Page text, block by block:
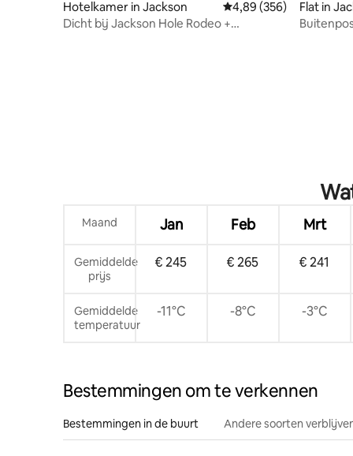
Hotelkamer in Jackson Gemiddelde
4,89 (356)
Dicht bij Jackson Hole Rodeo +
Flat in
Maand Jan Feb Mrt
Gemiddelde
prijs
€ 245 € 265 € 241
Gemiddelde
temperatuur
-11°C -8°C -3°C
Bestemmingen om te verkennen
Bestemmingen in de buurt Andere soorten